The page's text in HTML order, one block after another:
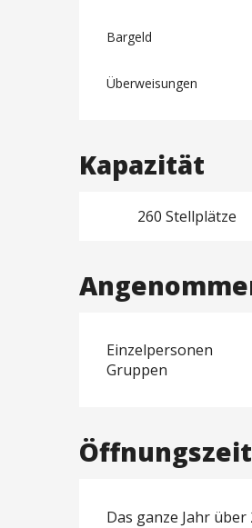
Bargeld
Überweisungen
Kapazität
260 Stellplätze
Einzelpersonen
Gruppen
Das ganze Jahr über